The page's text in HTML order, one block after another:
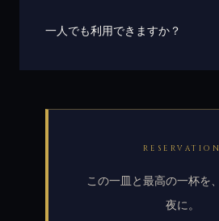
一人でも利用できますか？
RESERVATION
この一皿と最高の一杯を
夜に。